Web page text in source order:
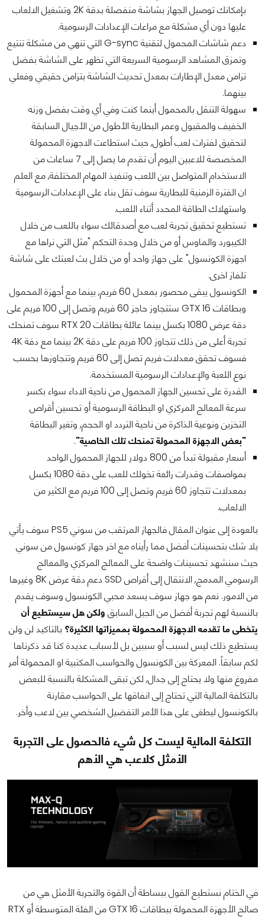
بإمكانك توصيل الجهاز بشاشة منفصلة بدقة 2K وتشغيل الالعاب
عليها دون أي مشكلة مع مراعات الإعدادات الرسومية.
دعم شاشات المحمول لتقنية G-sync التي تنهي من مشكلة تنتيع
وتمزق المشاهد الرسومية السريعة التي تظهر على الشاشة بفضل
تزامن معدل الإطارات بمعدل تحديث الشاشة بتزامن حقيقي وفعلي
بينهما.
سهولة التنقل بالمحمول أينما كنت وفي أي وقت بفضل وزنه
الخفيف والمقبول وعمر البطارية الأطول من الأجيال السابقة
لتحقيق لفترات لعب أطول, حيث استطاعت الاجهزة المحمولة
المخصصة للاعبين اليوم أن تقدم ما يصل إلى 7 ساعات من
الاستخدام المتواصل بين اللعب وتنفيذ المهام المختلفة, مع العلم
ان الفترة الزمنية للبطارية سوف تقل بناء على الإعدادات الرسومية
واستهلاك الطاقة المحدد أثناء اللعب.
تستطيع تحقيق تجربة لعب مع أصدقائك سواء باللعب من خلال
الكيبورد والماوس أو من خلال وحدة التحكم "مثل التي نراها مع
اجهزة الكونسول" على جهاز واحد أو من خلال بث لعبتك على شاشة
تلفاز اخرى.
الكونسول يبقى محصور بمعدل 60 فريم, بينما مع أجهزة المحمول
وبطاقات GTX 16 ستتجاوز حاجز 60 فريم وتصل إلى 100 فريم على
دقة عرض 1080 بكسل بينما عائلة بطاقات RTX 20 سوف تمنحك
تجربة أعلى من ذلك تتجاوز 100 فريم على دقة 2K بينما مع دقة 4K
فسوف تحقق معدلات فريم تصل إلى 60 فريم وتتجاوزها بحسب
نوع اللعبة والإعدادات الرسومية المستخدمة.
القدرة على تحسين الجهاز المحمول من ناحية الاداء سواء بكسر
سرعة المعالج المركزي او البطاقة الرسومية أو تحسين أقراص
التخزين ونوعية الذاكرة من ناحية التردد او الحجم, وتغير البطاقة
"بعض الاجهزة المحمولة تمنحك تلك الخاصية".
أسعار مقبولة تبدأ من 800 دولار للجهاز المحمول الواحد
بمواصفات وقدرات رائعة تخولك للعب على دقة 1080 بكسل
بمعدلات تتجاوز 60 فريم وتصل إلى 100 فريم مع الكثير من
الالعاب.
بالعودة إلى عنوان المقال فالجهاز المرتقب من سوني PS5 سوف يأتي
بلا شك بتحسينات أفضل مما رأيناه مع اخر جهاز كونسول من سوني
حيث سنشهد تحسينات واضحة على المعالج المركزي والمعالج
الرسومي المدمج, الانتقال إلى أقراص SSD دعم دقة عرض 8K وغيرها
من الامور. نعم هو جهاز سوف يسعد محبي الكونسول وسوف يقدم
بالنسبة لهم تجربة أفضل من الجيل السابق ولكن هل سيستطيع أن
يتخطى ما تقدمه الاجهزة المحمولة بمميزاتها الكثيرة؟ بالتاكيد لن ولن
يستطيع ذلك ليس لسبب أو سببين بل لأسباب عديدة كنا قد ذكرناها
لكم سابقاً. المعركة بين الكونسول والحواسب المكتبية او المحمولة أمر
مفروغ منها ولا يحتاج إلى جدال, لكن تبقى المشكلة بالنسبة للبعض
بالتكلفة المالية التي تحتاج إلى انفاقها على الحواسب مقارنة
بالكونسول ليطغى على هذا الأمر التفضيل الشخصي بين لاعب وأخر.
التكلفة المالية ليست كل شيء فالحصول على التجربة
الأمثل كلاعب هي الأهم
في الختام نستطيع القول ببساطة أن القوة والتجربة الأمثل هي من
صالح الأجهزة المحمولة ببطاقات GTX 16 من الفئة المتوسطة أو RTX